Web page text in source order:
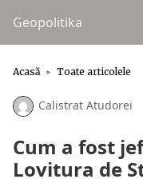
Geopolitika
Acasă Toate articolele
Calistrat Atudorei
Cum a fost
Lovitura de